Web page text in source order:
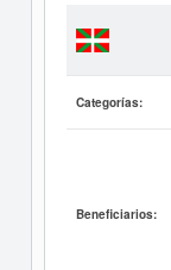
Categorías:
Beneficiarios: